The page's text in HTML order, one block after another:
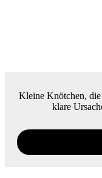
Kleine Knötchen,
klare